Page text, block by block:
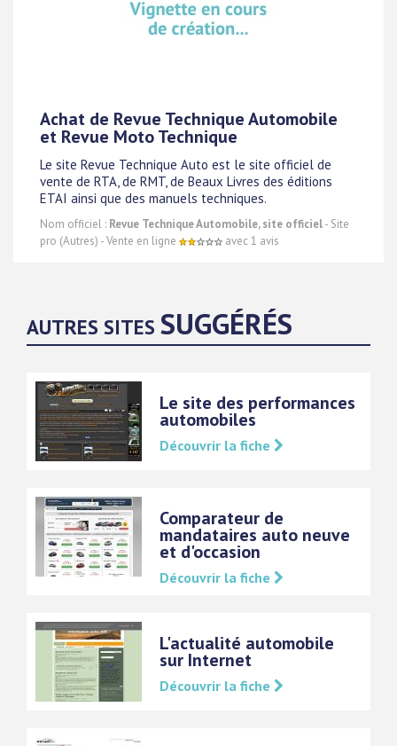
Achat de Revue Technique Automobile
et Revue Moto Technique
Le site Revue Technique Auto est le site officiel de
vente de RTA, de RMT, de Beaux Livres des éditions
ETAI ainsi que des manuels techniques.
Nom officiel : Revue Technique Automobile, site officiel- Site
pro (Autres) - Vente en ligne
avec 1 avis
AUTRES SITES SUGGÉRÉS
Le site des performances
automobiles
Découvrir la fiche
Comparateur de
mandataires auto neuve
et d'occasion
Découvrir la fiche
L'actualité automobile
sur Internet
Découvrir la fiche